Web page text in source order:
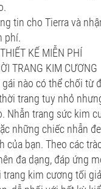
tin cho Tierra và
phí.
KẾ MIỄN PHÍ
TRANG KIM CƯƠNG
gái nào có thể chối từ
trang tuy nhỏ
Nhẫn trang sức kim
những chiếc nhẫn
của bạn. Theo các
đa dạng, đáp ứng
trang kim cương tối